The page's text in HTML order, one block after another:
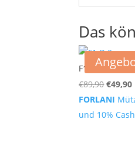
Das
F1 D 2
€89,90
Preis
war:
€49,90
FORLANI
und 10%